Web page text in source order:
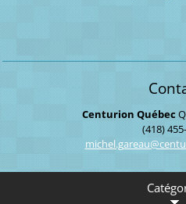
Centurion Québec
(418)
michel.gareau@ce